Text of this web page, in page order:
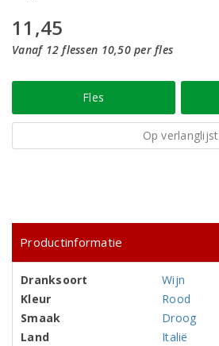
11,45
Vanaf 12 flessen 10,50 per fles
Fles
Op verlanglijst
Productinformatie
Dranksoort
Wijn
Kleur
Rood
Smaak
Droog
Land
Italië